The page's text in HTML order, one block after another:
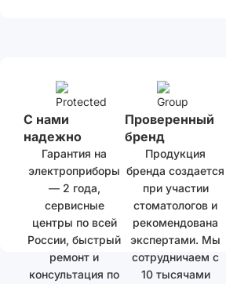
С нами
надежно
Гарантия на
электроприборы
— 2 года,
сервисные
центры по всей
России, быстрый
ремонт и
консультация по
Проверенный
бренд
Продукция
бренда создается
при участии
стоматологов и
рекомендована
экспертами. Мы
сотрудничаем с
10 тысячами